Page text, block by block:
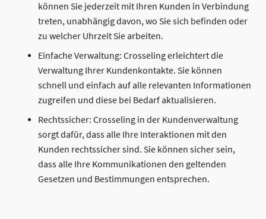
können Sie jederzeit mit Ihren Kunden in Verbindung
treten, unabhängig davon, wo Sie sich befinden oder
zu welcher Uhrzeit Sie arbeiten.
Einfache Verwaltung: Crosseling erleichtert die
Verwaltung Ihrer Kundenkontakte. Sie können
schnell und einfach auf alle relevanten Informationen
zugreifen und diese bei Bedarf aktualisieren.
Rechtssicher: Crosseling in der Kundenverwaltung
sorgt dafür, dass alle Ihre Interaktionen mit den
Kunden rechtssicher sind. Sie können sicher sein,
dass alle Ihre Kommunikationen den geltenden
Gesetzen und Bestimmungen entsprechen.